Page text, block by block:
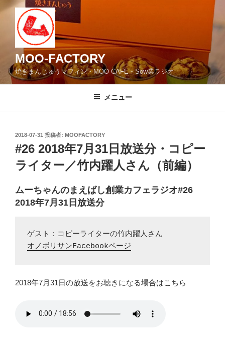
MOO-FACTORY
焼きまんじゅうマフィン・MOO CAFE・Sow業ラジオ
メニュー
投
稿
日:
2018-07-31 投稿者: MOOFACTORY
#26 2018年7月31日放送分・コピー
ライター／竹内躍人さん（前編）
ムーちゃんのまえばし創業カフェラジオ#26
2018年7月31日放送分
オノボリサンFacebookページ
2018年7月31日の放送をお聴きになる場合はこちら